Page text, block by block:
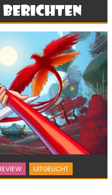
berichten
UITGELICHT